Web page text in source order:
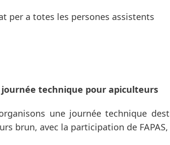
per a totes les persones assistents
journée technique pour apiculteurs
une journée technique
brun, avec la participation de